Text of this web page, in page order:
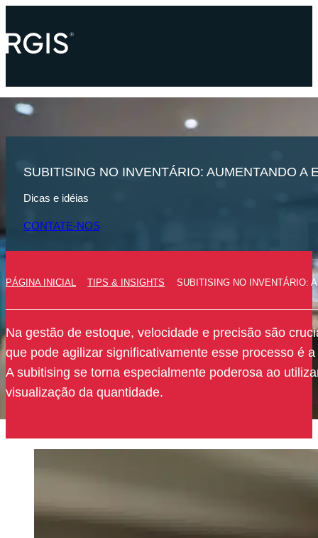
SUBITISING NO INVENTÁRIO: AUMENTANDO A
Dicas e idéias
CONTATE-NOS
PÁGINA INICIAL TIPS & INSIGHTS SUBITISING NO INVENTÁRIO:
Na gestão de estoque, velocidade e precisão são
que pode agilizar significativamente esse processo é
A subitising se torna especialmente poderosa ao
visualização da quantidade.